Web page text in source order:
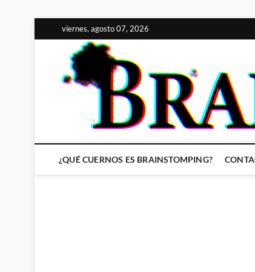
al
contenido
viernes, agosto 07, 2026
¿QUÉ CUERNOS ES BRAINSTOMPING?